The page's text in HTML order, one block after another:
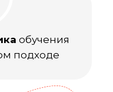
обучения
подходе